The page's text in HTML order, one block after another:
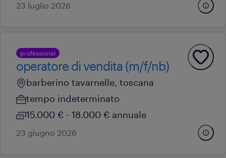
23 luglio 2026
professional
operatore di vendita (m/f/nb)
barberino tavarnelle, toscana
tempo indeterminato
15.000 € - 18.000 € annuale
23 giugno 2026